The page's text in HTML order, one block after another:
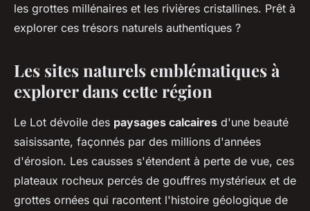
les grottes millénaires et les rivières cristallines. Prêt à
explorer ces trésors naturels authentiques ?
Les sites naturels emblématiques à
explorer dans cette région
Le Lot dévoile des paysages calcaires d'une beauté
saisissante, façonnés par des millions d'années
d'érosion. Les causses s'étendent à perte de vue, ces
plateaux rocheux percés de gouffres mystérieux et de
grottes ornées qui racontent l'histoire géologique de